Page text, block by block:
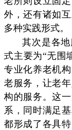
外，还有诸如
多种实践形式。
其次是各
式主要为“无围
专业化养老机
老服务，让老
构的服务。这
系，同时满足
都形成了各具